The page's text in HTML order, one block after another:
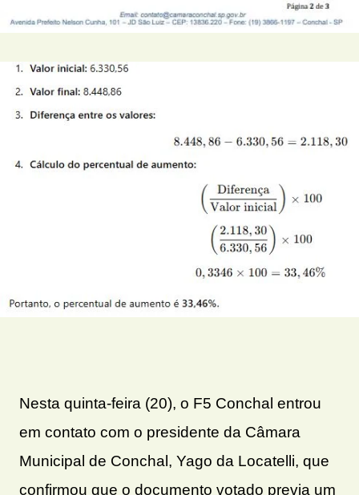
Nesta quinta-feira (20), o F5 Conchal entrou
em contato com o presidente da Câmara
Municipal de Conchal, Yago da Locatelli, que
confirmou que o documento votado previa um